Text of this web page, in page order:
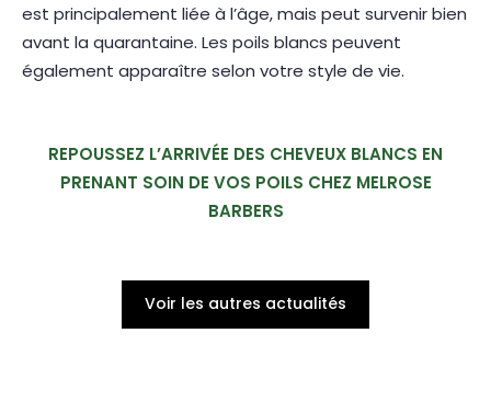
est principalement liée à l’âge, mais peut survenir bien
avant la quarantaine. Les poils blancs peuvent
également apparaître selon votre style de vie.
REPOUSSEZ L’ARRIVÉE DES CHEVEUX BLANCS EN
PRENANT SOIN DE VOS POILS CHEZ MELROSE
BARBERS
Voir les autres actualités